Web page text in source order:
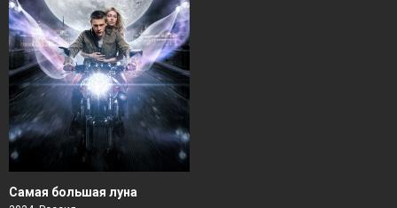
Самая большая луна